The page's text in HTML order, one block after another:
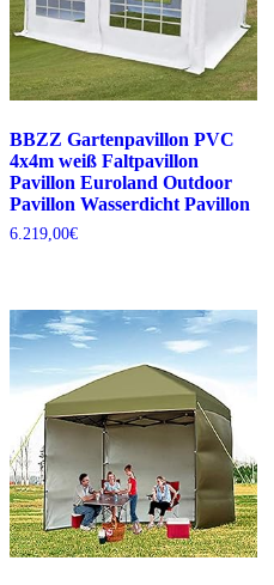
BBZZ Gartenpavillon PVC
4x4m weiß Faltpavillon
Pavillon Euroland Outdoor
Pavillon Wasserdicht Pavillon
6.219,00€